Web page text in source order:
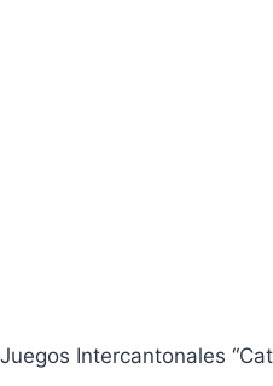
Intercantonales